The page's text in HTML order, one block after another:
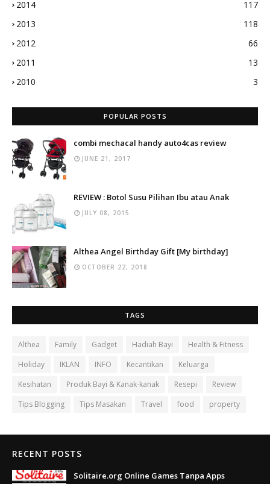
2014
117
2013
118
2012
66
2011
13
2010
3
POPULAR POSTS
combi mechacal handy auto4cas review
JUNE 21, 2017
REVIEW : Botol Susu Pilihan Ibu atau Anak
JULY 08, 2015
Althea Angel Birthday Gift [My birthday]
OCTOBER 22, 2018
TAGS
Althea Family Gadget Hadiah Bayi
Health & Fitness
Holiday
IKLAN INFO Kecantikan
Keluarga
Kesihatan
Produk Bayi & Kanak-kanak Resepi
Review
Tips Blogging
Tips Masakan Travel food property
RECENT POSTS
Solitaire.org Online Games Tanpa Apps